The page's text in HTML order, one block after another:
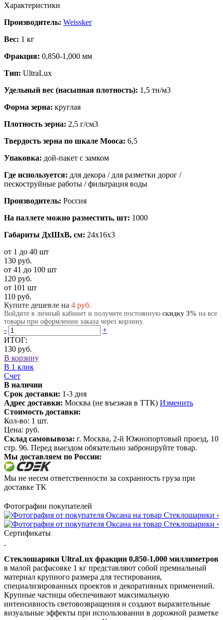
Характеристики
Производитель: Weissker
Вес: 1 кг
Фракция: 0,850-1,000 мм
Тип: UltraLux
Удельный вес (насыпная плотность): 1,5 тн/м3
Форма зерна: круглая
Плотность зерна: 2,5 г/см3
Твердость зерна по шкале Мооса: 6,5
Упаковка: дой-пакет с замком
Где используется: для декора / для разметки дорог /
пескоструйные работы / фильтрация воды
Производитель: Россия
На паллете можно разместить, шт: 1000
Габариты ДхШхВ, см: 24x16x3
от 1 до 40 шт
130 руб.
от 41 до 100 шт
120 руб.
от 101 шт
110 руб.
Купите дешевле на 4 руб.
Войдите в личный кабинет и получите постоянную скидку 3% на все
товары при оформлении заказа через корзину.
-
+
ИТОГ:
130 руб.
В корзину
В 1 клик
Счет
В наличии
Срок доставки: 1-3 дня
Адрес доставки: Москва (не въезжая в ТТК) Изменить
Стоимость доставки:
Кол-во: 1 шт.
Цена: руб.
Склад самовывоза: г. Москва, 2-й Южнопортовый проезд, 10
стр. 96. Перед выездом обязательно забронируйте товар.
Мы доставляем по России:
Мы не несем ответственности за сохранность груза при
доставке ТК
Фотографии покупателей
Сертификаты
Стеклошарики UltraLux фракции 0,850-1,000 миллиметров
в малой расфасовке 1 кг представляют собой премиальный
материал крупного размера для тестирования,
специализированных проектов и декоративных применений.
Крупные частицы обеспечивают максимальную
интенсивность световозвращения и создают выразительные
визуальные эффекты при использовании в дорожной разметке